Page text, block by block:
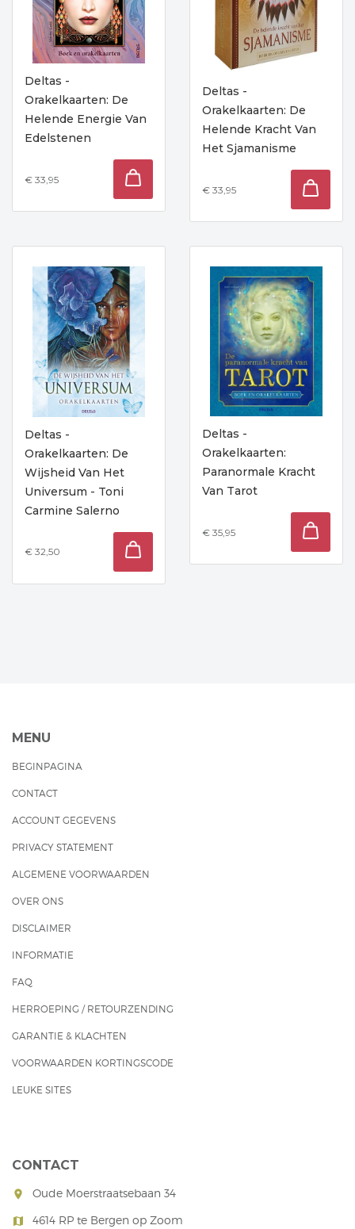
Deltas -
Orakelkaarten: De
Helende Energie Van
Edelstenen
€ 33,95
Deltas -
Orakelkaarten: De
Helende Kracht Van
Het Sjamanisme
€ 33,95
Deltas -
Orakelkaarten: De
Wijsheid Van Het
Universum - Toni
Carmine Salerno
€ 32,50
Deltas -
Orakelkaarten:
Paranormale Kracht
Van Tarot
€ 35,95
MENU
BEGINPAGINA
CONTACT
ACCOUNT GEGEVENS
PRIVACY STATEMENT
ALGEMENE VOORWAARDEN
OVER ONS
DISCLAIMER
INFORMATIE
FAQ
HERROEPING / RETOURZENDING
GARANTIE & KLACHTEN
VOORWAARDEN KORTINGSCODE
LEUKE SITES
CONTACT
room Oude Moerstraatsebaan 34
map 4614 RP te Bergen op Zoom